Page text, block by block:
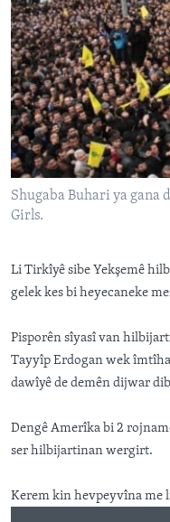
ROJHILATA NAVÎN
CÎHAN
ÇAND Û HUNER
SERNIVÎS
SORANÎ
Learning English
FOLLOW US
Zimanên Din
Shugaba Buhari ya gana
Girls.
Li Tirkîyê sibe Yekşemê
gelek kes bi heyecaneke
Pisporên sîyasî van
Tayyîp Erdogan wek
dawîyê de demên dijwar
Dengê Amerîka bi 2
ser hilbijartinan wergirt.
Kerem kin hevpeyvîna me